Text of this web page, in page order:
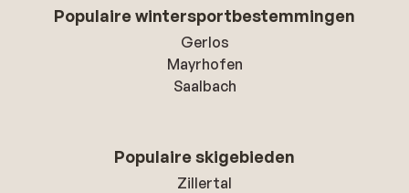
Populaire wintersportbestemmingen
Gerlos
Mayrhofen
Saalbach
Populaire skigebieden
Zillertal